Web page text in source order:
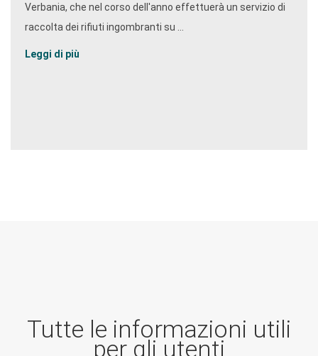
Verbania, che nel corso dell'anno effettuerà un servizio di
raccolta dei rifiuti ingombranti su ...
Leggi di più
Tutte le informazioni utili
per gli utenti